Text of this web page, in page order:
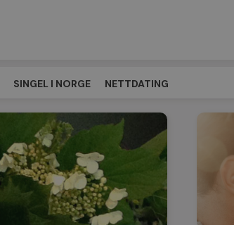
SINGEL I NORGE NETTDATING